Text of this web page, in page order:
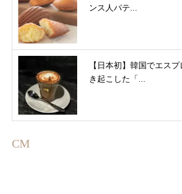
ンス人パテ...
【日本初】韓国でエス
き起こした「...
CM